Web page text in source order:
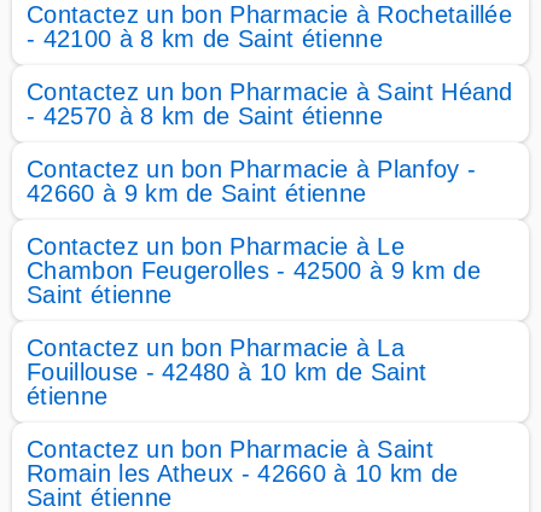
Contactez un bon Pharmacie à Rochetaillée
- 42100 à 8 km de Saint étienne
Contactez un bon Pharmacie à Saint Héand
- 42570 à 8 km de Saint étienne
Contactez un bon Pharmacie à Planfoy -
42660 à 9 km de Saint étienne
Contactez un bon Pharmacie à Le
Chambon Feugerolles - 42500 à 9 km de
Saint étienne
Contactez un bon Pharmacie à La
Fouillouse - 42480 à 10 km de Saint
étienne
Contactez un bon Pharmacie à Saint
Romain les Atheux - 42660 à 10 km de
Saint étienne